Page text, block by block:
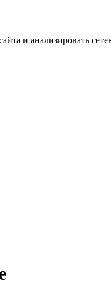
и анализировать